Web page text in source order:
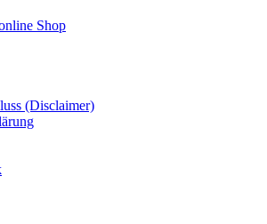
Shop
(Disclaimer)